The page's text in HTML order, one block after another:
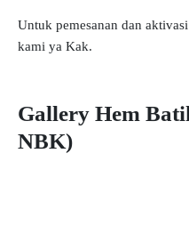
Untuk pemesanan dan
kami ya Kak.
Gallery Hem
NBK)